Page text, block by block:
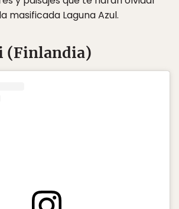
masificada Laguna Azul.
(Finlandia)